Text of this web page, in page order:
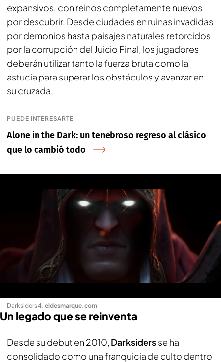
expansivos, con reinos completamente nuevos
por descubrir. Desde ciudades en ruinas invadidas
por demonios hasta paisajes naturales retorcidos
por la corrupción del Juicio Final, los jugadores
deberán utilizar tanto la fuerza bruta como la
astucia para superar los obstáculos y avanzar en
su cruzada.
PUEDE INTERESARTE
Alone in the Dark: un tenebroso regreso al clásico
que lo cambió todo
Darksiders 4. eldesmarque.com
Un legado que se reinventa
Desde su debut en 2010, Darksidersse ha
consolidado como una franquicia de culto dentro